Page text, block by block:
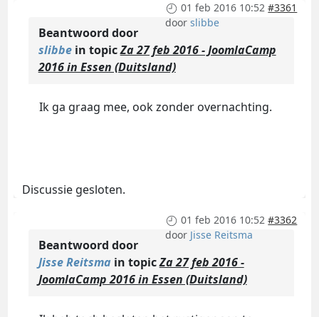
01 feb 2016 10:52 #3361
doorslibbe
Beantwoord door
slibbein topicZa 27 feb 2016 - JoomlaCamp
2016 in Essen (Duitsland)
Ik ga graag mee, ook zonder overnachting.
Discussie gesloten.
01 feb 2016 10:52 #3362
door Jisse Reitsma
Beantwoord door
Jisse Reitsma in topicZa 27 feb 2016 -
JoomlaCamp 2016 in Essen (Duitsland)